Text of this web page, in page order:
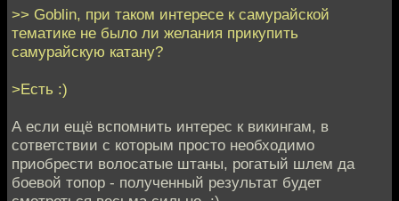
>> Goblin, при таком интересе к самурайской
тематике не было ли желания прикупить
самурайскую катану?
>Есть :)
А если ещё вспомнить интерес к викингам, в
сответствии с которым просто необходимо
приобрести волосатые штаны, рогатый шлем да
боевой топор - полученный результат будет